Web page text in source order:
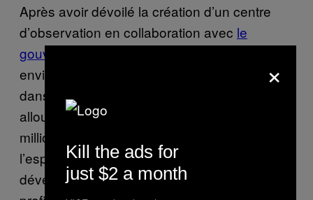
Après avoir dévoilé la création d’un centre
d’observation en collaboration avec le
gouvernement sud-africain
envisage d’envoyer son premier satellite
dans l’espace en 2020. Le gouvernement a
alloué 38,5 millions de GHC (environ 9
millions d’euros) à la recherche nucléaire et à
l’espace en 2015. Son ambition est de
développer l’éducation scientifique et de
×
Kill the ads for
just $2 a month